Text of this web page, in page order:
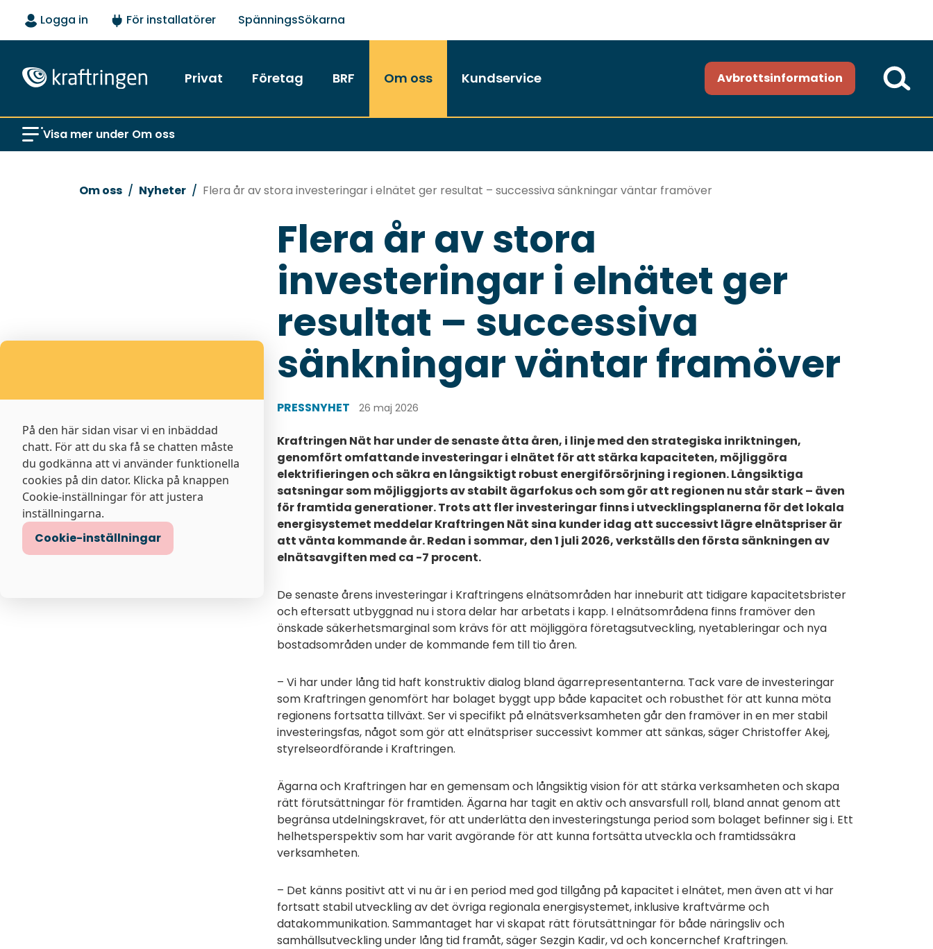
Logga in För installatörer SpänningsSökarna
Privat Företag BRF Om oss Kundservice Avbrottsinformation
Visa mer under Om oss
Om oss Nyheter Flera år av stora investeringar i elnätet ger resultat – successiva sänkningar väntar framöver
Flera år av stora
investeringar i elnätet ger
resultat – successiva
sänkningar väntar framöver
PRESSNYHET 26 maj 2026
Kraftringen Nät har under de senaste åtta åren, i linje med den strategiska inriktningen,
genomfört omfattande investeringar i elnätet för att stärka kapaciteten, möjliggöra
elektrifieringen och säkra en långsiktigt robust energiförsörjning i regionen. Långsiktiga
satsningar som möjliggjorts av stabilt ägarfokus och som gör att regionen nu står stark – även
för framtida generationer. Trots att fler investeringar finns i utvecklingsplanerna för det lokala
energisystemet meddelar Kraftringen Nät sina kunder idag att successivt lägre elnätspriser är
att vänta kommande år. Redan i sommar, den 1 juli 2026, verkställs den första sänkningen av
elnätsavgiften med ca -7 procent.
De senaste årens investeringar i Kraftringens elnätsområden har inneburit att tidigare kapacitetsbrister
och eftersatt utbyggnad nu i stora delar har arbetats i kapp. I elnätsområdena finns framöver den
önskade säkerhetsmarginal som krävs för att möjliggöra företagsutveckling, nyetableringar och nya
bostadsområden under de kommande fem till tio åren.
– Vi har under lång tid haft konstruktiv dialog bland ägarrepresentanterna. Tack vare de investeringar
som Kraftringen genomfört har bolaget byggt upp både kapacitet och robusthet för att kunna möta
regionens fortsatta tillväxt. Ser vi specifikt på elnätsverksamheten går den framöver in en mer stabil
investeringsfas, något som gör att elnätspriser successivt kommer att sänkas, säger Christoffer Akej,
styrelseordförande i Kraftringen.
Ägarna och Kraftringen har en gemensam och långsiktig vision för att stärka verksamheten och skapa
rätt förutsättningar för framtiden. Ägarna har tagit en aktiv och ansvarsfull roll, bland annat genom att
begränsa utdelningskravet, för att underlätta den investeringstunga period som bolaget befinner sig i. Ett
helhetsperspektiv som har varit avgörande för att kunna fortsätta utveckla och framtidssäkra
verksamheten.
– Det känns positivt att vi nu är i en period med god tillgång på kapacitet i elnätet, men även att vi har
fortsatt stabil utveckling av det övriga regionala energisystemet, inklusive kraftvärme och
datakommunikation. Sammantaget har vi skapat rätt förutsättningar för både näringsliv och
samhällsutveckling under lång tid framåt, säger Sezgin Kadir, vd och koncernchef Kraftringen.
På den här sidan visar vi en inbäddad
chatt. För att du ska få se chatten måste
du godkänna att vi använder funktionella
cookies på din dator. Klicka på knappen
Cookie-inställningar för att justera
inställningarna.
Cookie-inställningar